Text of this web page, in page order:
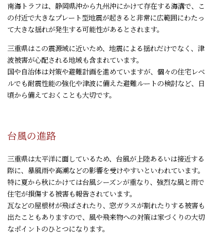
南海トラフは、静岡県沖から九州沖にかけて存在する海溝で、こ
の付近で大きなプレート型地震が起きると非常に広範囲にわたっ
て大きな揺れが発生する可能性があるとされます。
三重県はこの震源域に近いため、地震による揺れだけでなく、津
波被害が心配される地域も含まれています。
国や自治体は対策や避難計画を進めていますが、個々の住宅レベ
ルでも耐震性能の強化や津波に備えた避難ルートの検討など、日
頃から備えておくことも大切です。
台風の進路
三重県は太平洋に面しているため、台風が上陸あるいは接近する
際に、暴風雨や高潮などの影響を受けやすいといわれています。
特に夏から秋にかけては台風シーズンが重なり、強烈な風と雨で
住宅が損傷する被害も報告されています。
瓦などの屋根材が飛ばされたり、窓ガラスが割れたりする被害も
出たこともありますので、風や飛来物への対策は家づくりの大切
なポイントのひとつになります。